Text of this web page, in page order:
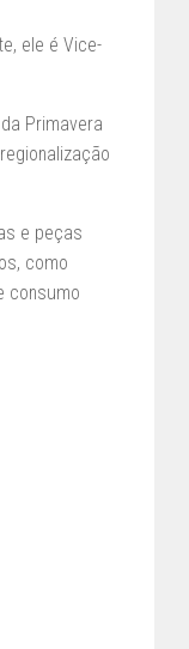
ele é Vice-
Primavera
e peças
como
consumo